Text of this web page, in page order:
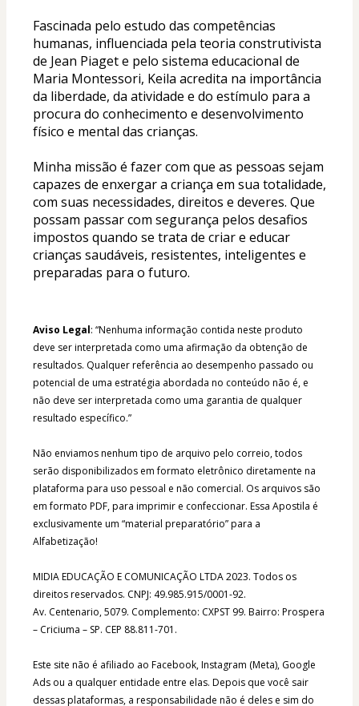
Fascinada pelo estudo das competências
humanas, influenciada pela teoria construtivista
de Jean Piaget e pelo sistema educacional de
Maria Montessori, Keila acredita na importância
da liberdade, da atividade e do estímulo para a
procura do conhecimento e desenvolvimento
físico e mental das crianças.
Minha missão é fazer com que as pessoas sejam
capazes de enxergar a criança em sua totalidade,
com suas necessidades, direitos e deveres. Que
possam passar com segurança pelos desafios
impostos quando se trata de criar e educar
crianças saudáveis, resistentes, inteligentes e
preparadas para o futuro.
Aviso Legal: “Nenhuma informação contida neste produto
deve ser interpretada como uma afirmação da obtenção de
resultados. Qualquer referência ao desempenho passado ou
potencial de uma estratégia abordada no conteúdo não é, e
não deve ser interpretada como uma garantia de qualquer
resultado específico.”
Não enviamos nenhum tipo de arquivo pelo correio, todos
serão disponibilizados em formato eletrônico diretamente na
plataforma para uso pessoal e não comercial. Os arquivos são
em formato PDF, para imprimir e confeccionar. Essa Apostila é
exclusivamente um “material preparatório” para a
Alfabetização!
MIDIA EDUCAÇÃO E COMUNICAÇÃO LTDA 2023. Todos os
direitos reservados. CNPJ: 49.985.915/0001-92.​
Av. Centenario, 5079. Complemento: CXPST 99. Bairro: Prospera
– Criciuma – SP. CEP 88.811-701.
Este site não é afiliado ao Facebook, Instagram (Meta), Google
Ads ou a qualquer entidade entre elas. Depois que você sair
dessas plataformas, a responsabilidade não é deles e sim do